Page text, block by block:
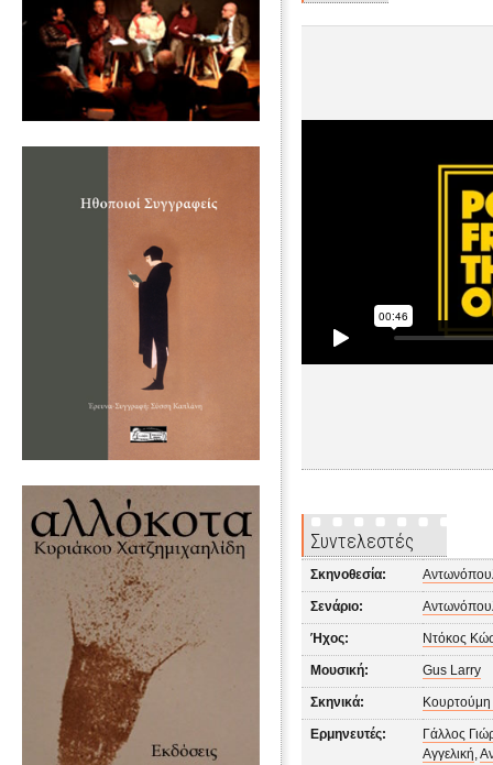
Συντελεστές
Σκηνοθεσία:
Σενάριο:
Ήχος: Ντόκος
Μουσική: Gus Larry
Σκηνικά:
Ερμηνευτές:
Γάλλος
Αγγελική,